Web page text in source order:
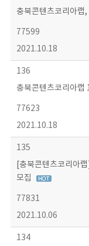
충북콘텐츠코리아랩
77599
2021.10.18
136
충북콘텐츠코리아랩
77623
2021.10.18
135
[충북콘텐츠코리아
모집
77831
2021.10.06
134